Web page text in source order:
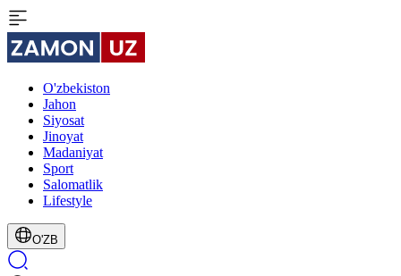
O'zbekiston
Jahon
Siyosat
Jinoyat
Madaniyat
Sport
Salomatlik
Lifestyle
O'ZB